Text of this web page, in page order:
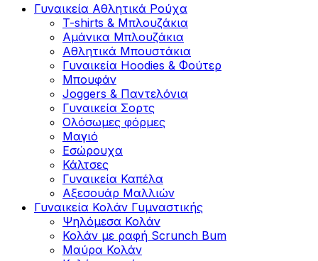
Γυναικεία Αθλητικά Ρούχα
T-shirts & Μπλουζάκια
Αμάνικα Μπλουζάκια
Aθλητικά Μπουστάκια
Γυναικεία Hoodies & Φούτερ
Μπουφάν
Joggers & Παντελόνια
Γυναικεία Σορτς
Ολόσωμες φόρμες
Μαγιό
Εσώρουχα
Κάλτσες
Γυναικεία Καπέλα
Αξεσουάρ Μαλλιών
Γυναικεία Κολάν Γυμναστικής
Ψηλόμεσα Κολάν
Κολάν με ραφή Scrunch Bum
Μαύρα Κολάν